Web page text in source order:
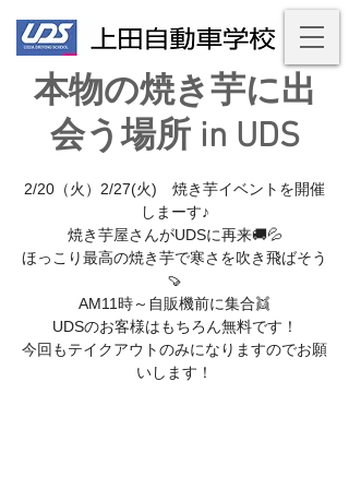
本物の焼き芋に出
会う場所 in UDS
2/20（火）2/27(火) 焼き芋イベントを開催
しまーす♪
焼き芋屋さんがUDSに再来🚚💦
ほっこり最高の焼き芋で寒さを吹き飛ばそう
🍠
AM11時～自販機前に集合👯
UDSのお客様はもちろん無料です！
今回もテイクアウトのみになりますのでお願
いします！